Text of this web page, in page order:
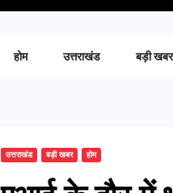
होम उत्तराखंड बड़ी खबर
उत्तराखंड बड़ी खबर होम